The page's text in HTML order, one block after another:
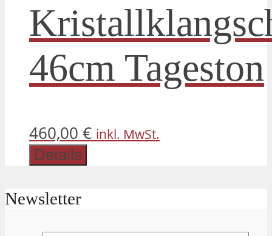
46cm Tageston
460,00 € inkl. MwSt.
Details
Newsletter